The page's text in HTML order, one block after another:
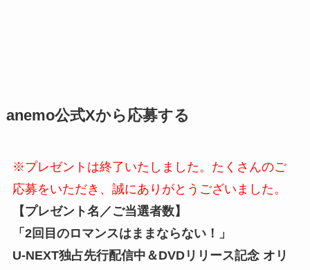
anemo公式Xから応募する
※プレゼントは終了いたしました。たくさんのご
応募をいただき、誠にありがとうございました。
【プレゼント名／ご当選者数】
「2回目のロマンスはままならない！」
U-NEXT独占先行配信中＆DVDリリース記念 オリ